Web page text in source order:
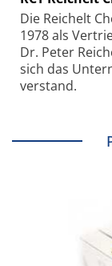
Die Reichelt
1978 als
Dr. Peter
sich das
verstand.